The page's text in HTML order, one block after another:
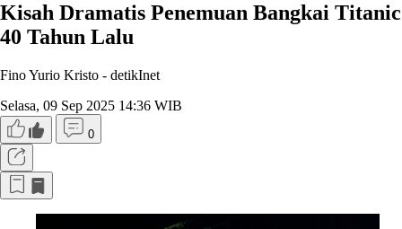
Kisah Dramatis Penemuan Bangkai Titanic
40 Tahun Lalu
Fino Yurio Kristo - detikInet
Selasa, 09 Sep 2025 14:36 WIB
0